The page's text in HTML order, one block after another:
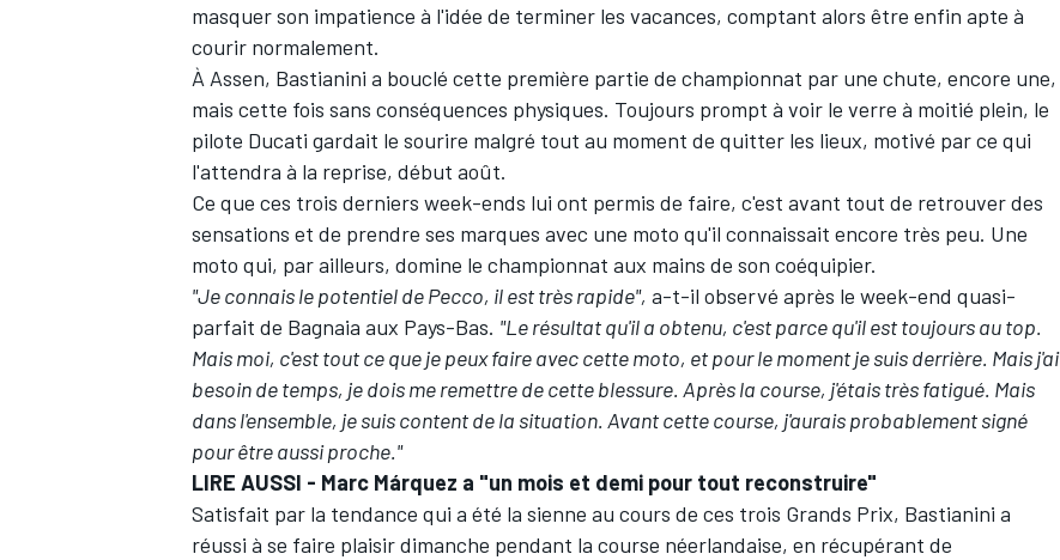
masquer son impatience à l'idée de terminer les vacances, comptant alors être enfin apte à
courir normalement.
À Assen, Bastianini a bouclé cette première partie de championnat par une chute, encore une,
mais cette fois sans conséquences physiques. Toujours prompt à voir le verre à moitié plein, le
pilote Ducati gardait le sourire malgré tout au moment de quitter les lieux, motivé par ce qui
l'attendra à la reprise, début août.
Ce que ces trois derniers week-ends lui ont permis de faire, c'est avant tout de retrouver des
sensations et de prendre ses marques avec une moto qu'il connaissait encore très peu. Une
moto qui, par ailleurs, domine le championnat aux mains de son coéquipier.
"Je connais le potentiel de Pecco, il est très rapide", a-t-il observé après le week-end quasi-
parfait de Bagnaia aux Pays-Bas. "Le résultat qu'il a obtenu, c'est parce qu'il est toujours au top.
Mais moi, c'est tout ce que je peux faire avec cette moto, et pour le moment je suis derrière. Mais j'ai
besoin de temps, je dois me remettre de cette blessure. Après la course, j'étais très fatigué. Mais
dans l'ensemble, je suis content de la situation. Avant cette course, j'aurais probablement signé
pour être aussi proche."
LIRE AUSSI - Marc Márquez a "un mois et demi pour tout reconstruire"
Satisfait par la tendance qui a été la sienne au cours de ces trois Grands Prix, Bastianini a
réussi à se faire plaisir dimanche pendant la course néerlandaise, en récupérant de